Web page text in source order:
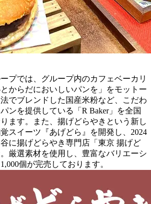
プでは、グループ内のカフェベーカリ
からだにおいしいパンを」をモットー
でブレンドした国産米粉など、こだわ
ンを提供している「R Baker」を全国
ます。また、揚げどらやきという新し
スイーツ『あげどら』を開発し、2024
に揚げどらやき専門店「東京 揚げど
厳選素材を使用し、豊富なバリエーシ
個が完売しております。